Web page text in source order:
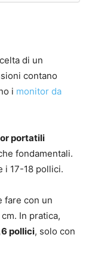
di un
contano
i monitor da
portatili
fondamentali.
i 17-18 pollici.
fare con un
In pratica,
pollici, solo con